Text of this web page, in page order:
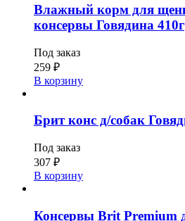
Влажный корм для
консервы Говядина
Под заказ
259 ₽
В корзину
Брит конс д/собак
Под заказ
307 ₽
В корзину
Консервы Brit Premium